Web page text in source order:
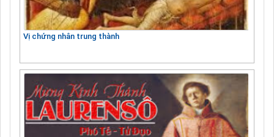
Vị chứng nhân trung thành